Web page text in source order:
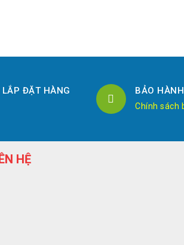
ĐẶT HÀNG BẢO
Chính sách
HỆ